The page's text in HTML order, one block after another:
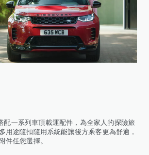
一系列車頂載運配件，為全家人的探險旅
用途隨扣隨用系統能讓後方乘客更為舒適，
件任您選擇。